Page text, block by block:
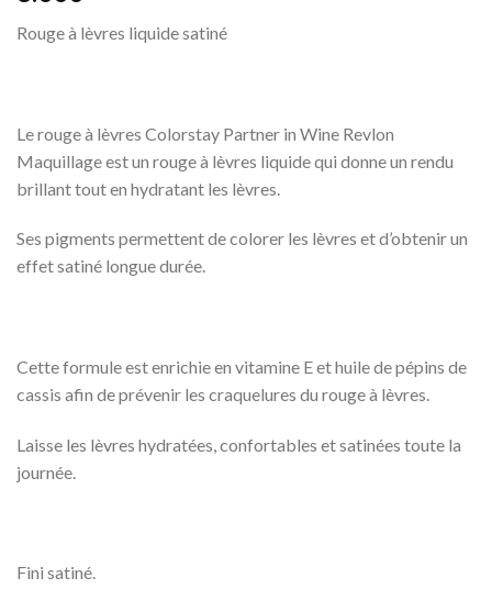
Rouge à lèvres liquide satiné
Le rouge à lèvres Colorstay Partner in Wine Revlon
Maquillage est un rouge à lèvres liquide qui donne un rendu
brillant tout en hydratant les lèvres.
Ses pigments permettent de colorer les lèvres et d’obtenir un
effet satiné longue durée.
Cette formule est enrichie en vitamine E et huile de pépins de
cassis afin de prévenir les craquelures du rouge à lèvres.
Laisse les lèvres hydratées, confortables et satinées toute la
journée.
Fini satiné.